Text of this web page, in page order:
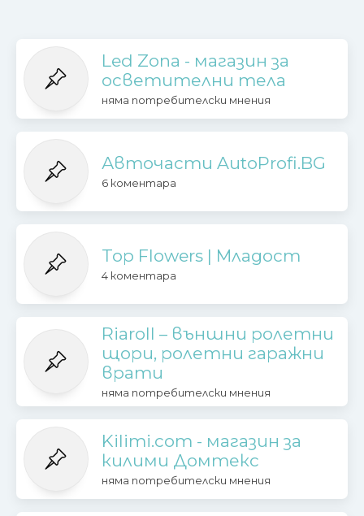
Led Zona - магазин за
осветителни тела
няма потребителски мнения
Авточасти AutoProfi.BG
6 коментара
Top Flowers | Младост
4 коментара
Riaroll – външни ролетни
щори, ролетни гаражни
врати
няма потребителски мнения
Kilimi.com - магазин за
килими Домтекс
няма потребителски мнения